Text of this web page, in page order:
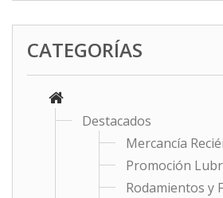
CATEGORÍAS
Destacados
Mercancía
Promoción
Rodamientos y